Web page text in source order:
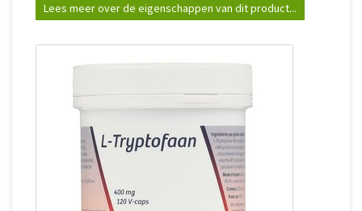
Lees meer over de eigenschappen van dit product...